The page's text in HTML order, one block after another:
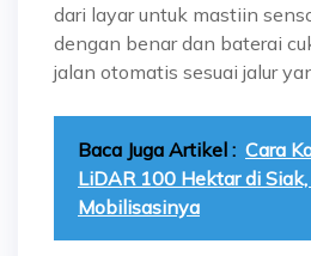
dari layar untuk mastiin
dengan benar dan baterai
jalan otomatis sesuai jalur
Baca Juga Artikel : Cara
LiDAR 100 Hektar di
Mobilisasinya